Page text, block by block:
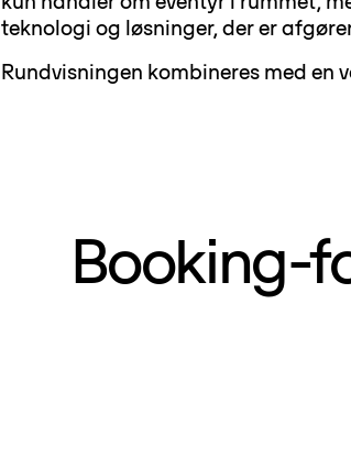
teknologi og løsninger, der er
Rundvisningen kombineres med en
Booking-